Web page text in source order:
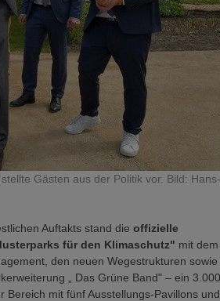
Gästen aus der Politik vor. Bild: Hans-
Auftakts stand die offizielle
für den Klimaschutz" mit dem
den neuen Wegestrukturen sowie
„ Das Grüne Band" – ein 3.000
Bereich mit fünf Ausstellungs-Pavillons und